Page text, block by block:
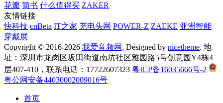
花瓣 简书 什么值得买 ZAKER
友情链接
快科技 cnBeta IT之家 充电头网 POWER-Z ZAEKE 亚洲智能
穿戴展
Copyright © 2016-2026 我爱音频网 . Designed by nicetheme. 地
址：深圳市龙岗区坂田街道南坑社区雅园路5号创意园Y4栋4
层407-410，联系电话：17722607323 粤ICP备16035666号-2
粤公网安备44030002009016号
首页